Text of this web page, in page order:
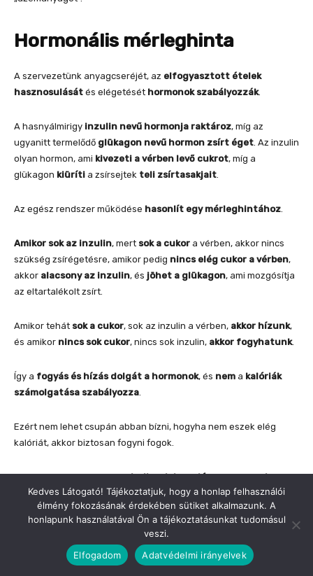
Kedves Látogató! Tájékoztatjuk, hogy a honlap felhasználói
élmény fokozásának érdekében sütiket alkalmazunk. A
honlapunk használatával Ön a tájékoztatásunkat tudomásul
veszi.
Elfogadom
Adatvédelmi irányelvek